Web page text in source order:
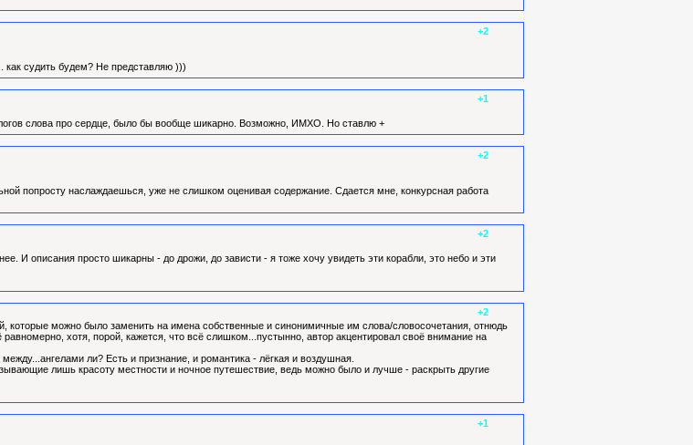
+2
судить будем? Не представляю )))
+1
слова про сердце, было бы вообще шикарно. Возможно, ИМХО. Но ставлю +
+2
попросту наслаждаешься, уже не слишком оценивая содержание. Сдается мне, конкурсная работа
+2
И описания просто шикарны - до дрожи, до зависти - я тоже хочу увидеть эти корабли, это небо и эти
+2
которые можно было заменить на имена собственные и синонимичные им слова/словосочетания, отнюдь
хотя, порой, кажется, что всё слишком...пустынно, автор акцентировал своё внимание на
ли? Есть и признание, и романтика - лёгкая и воздушная.
лишь красоту местности и ночное путешествие, ведь можно было и лучше - раскрыть другие
+1